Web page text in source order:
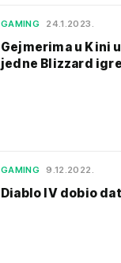
GAMING 24.1.2023.
Gejmerima u Kini
jedne Blizzard igre
GAMING 9.12.2022.
Diablo IV dobio